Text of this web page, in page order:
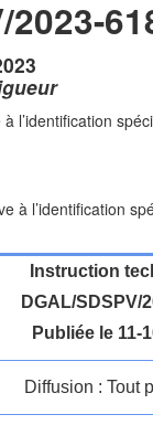
2023-
l’identification
à l’identification
Instruction
DGAL/SDSPV/
Publiée le 11-
Diffusion : Tout